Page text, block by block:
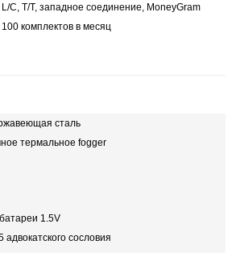
L/C, T/T, западное соединение, MoneyGram
100 комплектов в месяц
сталь
термальное fogger
1.5V
адвокатского сословия